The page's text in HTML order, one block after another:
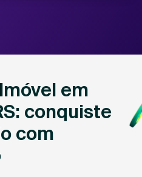
em
conquiste
com